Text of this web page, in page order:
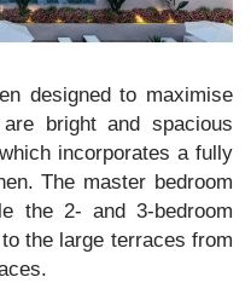
designed to maximise
bright and spacious
incorporates a fully
The master bedroom
the 2- and 3-bedroom
the large terraces from